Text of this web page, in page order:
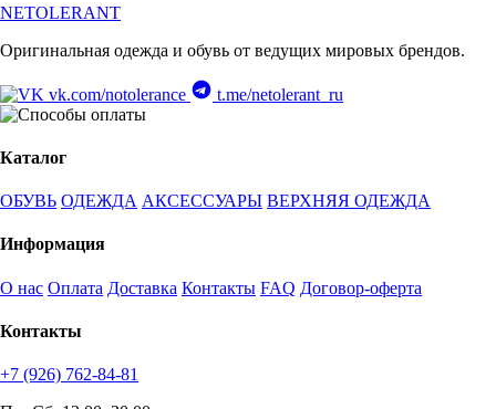
NETOLERANT
Оригинальная одежда и обувь от ведущих мировых брендов.
vk.com/notolerance t.me/netolerant_ru
Каталог
ОБУВЬ ОДЕЖДА АКСЕССУАРЫ ВЕРХНЯЯ ОДЕЖДА
Информация
О нас Оплата Доставка Контакты FAQ Договор-оферта
Контакты
+7 (926) 762-84-81